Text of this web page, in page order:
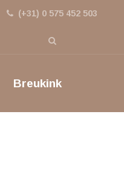
(+31) 0 575 452 503
Breukink